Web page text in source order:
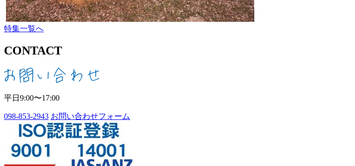
特集一覧へ
CONTACT
平日9:00〜17:00
098-853-2943 お問い合わせフォーム